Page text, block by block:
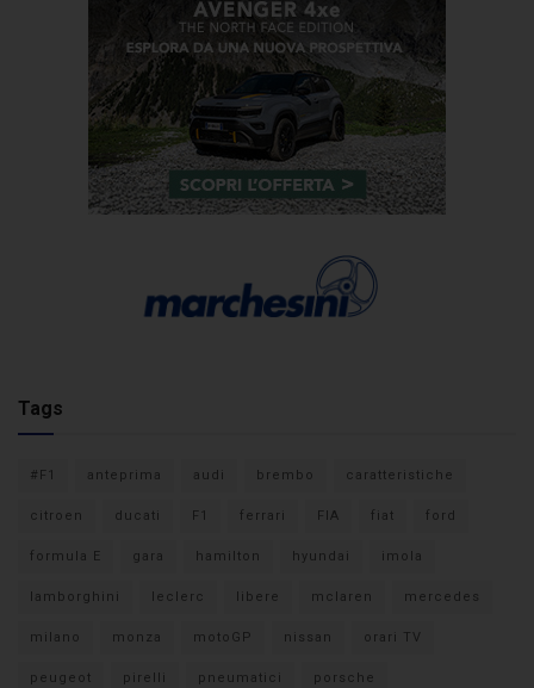
Tags
#F1 anteprima audi brembo caratteristiche
citroen ducati F1 ferrari FIA fiat ford
formula E gara hamilton hyundai imola
lamborghini leclerc libere mclaren mercedes
milano monza motoGP nissan orari TV
peugeot pirelli pneumatici porsche